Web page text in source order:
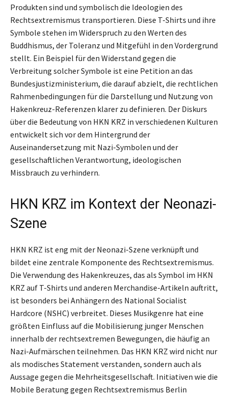
Produkten sind und symbolisch die Ideologien des
Rechtsextremismus transportieren. Diese T-Shirts und ihre
Symbole stehen im Widerspruch zu den Werten des
Buddhismus, der Toleranz und Mitgefühl in den Vordergrund
stellt. Ein Beispiel für den Widerstand gegen die
Verbreitung solcher Symbole ist eine Petition an das
Bundesjustizministerium, die darauf abzielt, die rechtlichen
Rahmenbedingungen für die Darstellung und Nutzung von
Hakenkreuz-Referenzen klarer zu definieren. Der Diskurs
über die Bedeutung von HKN KRZ in verschiedenen Kulturen
entwickelt sich vor dem Hintergrund der
Auseinandersetzung mit Nazi-Symbolen und der
gesellschaftlichen Verantwortung, ideologischen
Missbrauch zu verhindern.
HKN KRZ im Kontext der Neonazi-
Szene
HKN KRZ ist eng mit der Neonazi-Szene verknüpft und
bildet eine zentrale Komponente des Rechtsextremismus.
Die Verwendung des Hakenkreuzes, das als Symbol im HKN
KRZ auf T-Shirts und anderen Merchandise-Artikeln auftritt,
ist besonders bei Anhängern des National Socialist
Hardcore (NSHC) verbreitet. Dieses Musikgenre hat eine
größten Einfluss auf die Mobilisierung junger Menschen
innerhalb der rechtsextremen Bewegungen, die häufig an
Nazi-Aufmärschen teilnehmen. Das HKN KRZ wird nicht nur
als modisches Statement verstanden, sondern auch als
Aussage gegen die Mehrheitsgesellschaft. Initiativen wie die
Mobile Beratung gegen Rechtsextremismus Berlin